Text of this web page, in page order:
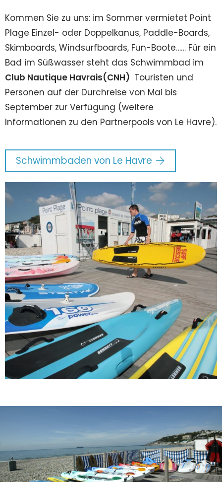
Kommen Sie zu uns: im Sommer vermietet Point
Plage Einzel- oder Doppelkanus, Paddle-Boards,
Skimboards, Windsurfboards, Fun-Boote…… Für ein
Bad im Süßwasser steht das Schwimmbad im
Club Nautique Havrais(CNH) Touristen und
Personen auf der Durchreise von Mai bis
September zur Verfügung (weitere
Informationen zu den Partnerpools von Le Havre).
Schwimmbaden von Le Havre